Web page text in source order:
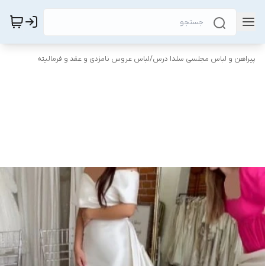
پیراهن و لباس مجلسی سلدا درس/لباس عروس نامزدی و عقد و فرمالیته